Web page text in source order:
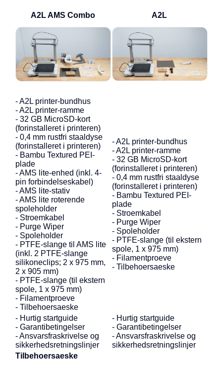
A2L AMS Combo A2L
- A2L printer-bundhus
- A2L printer-ramme
- 32 GB MicroSD-kort
(forinstalleret i printeren)
- 0,4 mm rustfri staaldyse
(forinstalleret i printeren)
- Bambu Textured PEI-
plade
- AMS lite-enhed (inkl. 4-
pin forbindelseskabel)
- AMS lite-stativ
- AMS lite roterende
spoleholder
- Stroemkabel
- Purge Wiper
- Spoleholder
- PTFE-slange til AMS lite
(inkl. 2 PTFE-slange
silikoneclips; 2 x 975 mm,
2 x 905 mm)
- PTFE-slange (til ekstern
spole, 1 x 975 mm)
- Filamentproeve
- Tilbehoersaeske
- A2L printer-bundhus
- A2L printer-ramme
- 32 GB MicroSD-kort
(forinstalleret i printeren)
- 0,4 mm rustfri staaldyse
(forinstalleret i printeren)
- Bambu Textured PEI-
plade
- Stroemkabel
- Purge Wiper
- Spoleholder
- PTFE-slange (til ekstern
spole, 1 x 975 mm)
- Filamentproeve
- Tilbehoersaeske
- Hurtig startguide
- Garantibetingelser
- Ansvarsfraskrivelse og
sikkerhedsretningslinjer
- Hurtig startguide
- Garantibetingelser
- Ansvarsfraskrivelse og
sikkerhedsretningslinjer
Tilbehoersaeske